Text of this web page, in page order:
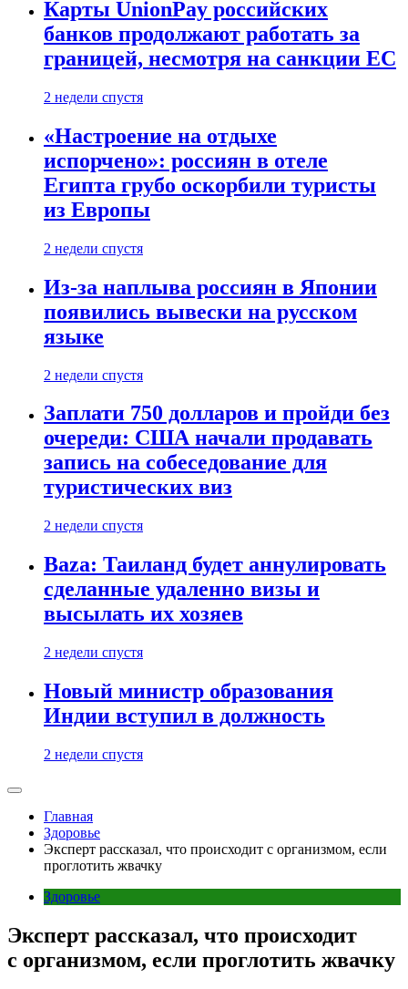
Карты UnionPay российских
банков продолжают работать за
границей, несмотря на санкции ЕС
2 недели спустя
«Настроение на отдыхе
испорчено»: россиян в отеле
Египта грубо оскорбили туристы
из Европы
2 недели спустя
Из-за наплыва россиян в Японии
появились вывески на русском
языке
2 недели спустя
Заплати 750 долларов и пройди без
очереди: США начали продавать
запись на собеседование для
туристических виз
2 недели спустя
Baza: Таиланд будет аннулировать
сделанные удаленно визы и
высылать их хозяев
2 недели спустя
Новый министр образования
Индии вступил в должность
2 недели спустя
Главная
Здоровье
Эксперт рассказал, что происходит с организмом, если
проглотить жвачку
Здоровье
Эксперт рассказал, что происходит
с организмом, если проглотить жвачку